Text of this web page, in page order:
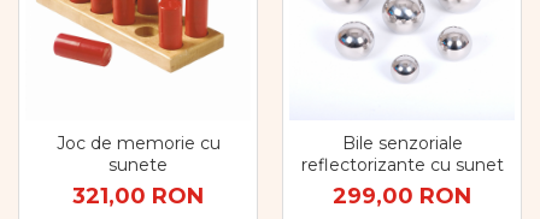
Joc de memorie cu
sunete
321,00 RON
Bile senzoriale
reflectorizante cu sunet
299,00 RON